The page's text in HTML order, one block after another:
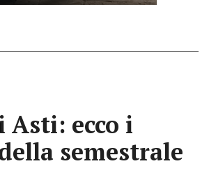
Asti: ecco i
semestrale